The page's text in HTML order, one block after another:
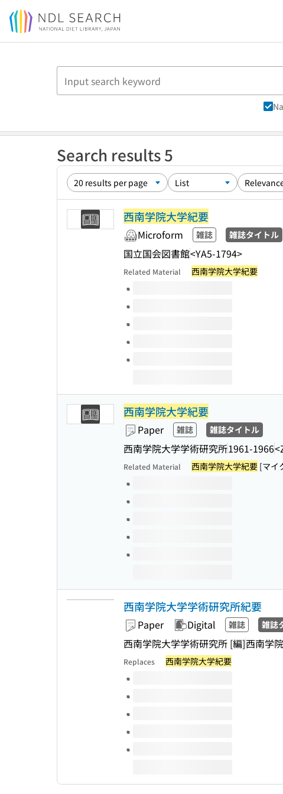
Jump to main content
Search results 5
西南学院大学紀要
Microform 雑誌 雑誌タイトル
国立国会図書館<YA5-1794>
Related Material 西南学院大学紀要
Volumes of this title
西南学院大学紀要
Paper 雑誌 雑誌タイトル
西南学院大学学術研究所1961-1966
Related Material 西南学院大学紀要 [マイ
Volumes of this title
西南学院大学学術研究所紀要
Paper Digital 雑誌 雑誌
西南学院大学学術研究所 [編]西南学
Replaces 西南学院大学紀要
Volumes of this title